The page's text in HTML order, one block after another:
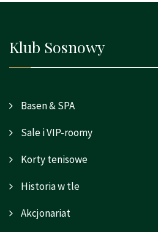
Klub Sosnowy
Basen & SPA
Sale i VIP-roomy
Korty tenisowe
Historia w tle
Akcjonariat